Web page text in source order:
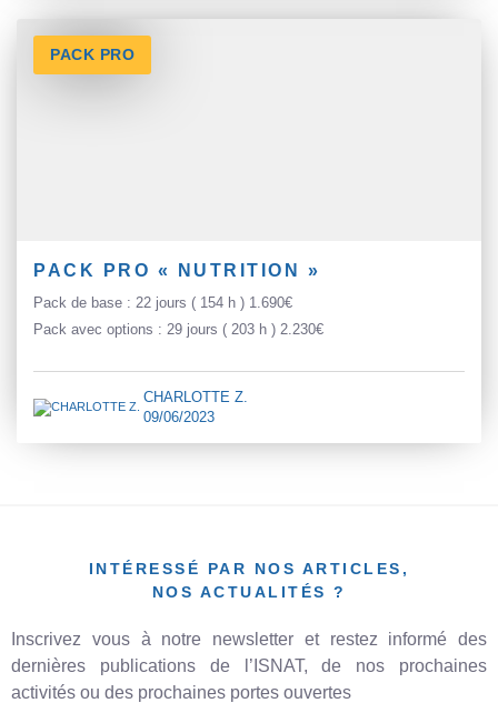
PACK PRO
PACK PRO « NUTRITION »
Pack de base : 22 jours ( 154 h ) 1.690€
Pack avec options : 29 jours ( 203 h ) 2.230€
CHARLOTTE Z.
09/06/2023
INTÉRESSÉ PAR NOS ARTICLES,
NOS ACTUALITÉS ?
Inscrivez vous à notre newsletter et restez informé des
dernières publications de l’ISNAT, de nos prochaines
activités ou des prochaines portes ouvertes